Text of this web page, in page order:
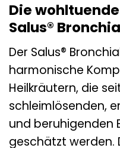
Die
Salus®
Der Salus®
harmonische
Heilkräutern, die
schleimlösenden,
und beruhigenden
geschätzt werden.